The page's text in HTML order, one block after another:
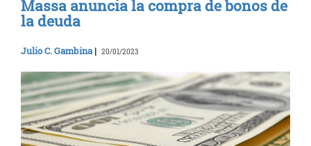
Massa anuncia la compra de bonos de
la deuda
Julio C. Gambina | 20/01/2023